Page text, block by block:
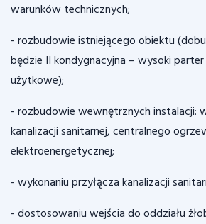
warunków technicznych;
- rozbudowie istniejącego obiektu
będzie II kondygnacyjna – wysoki
użytkowe);
- rozbudowie wewnętrznych instalacji:
kanalizacji sanitarnej, centralnego
elektroenergetycznej;
- wykonaniu przyłącza kanalizacji
- dostosowaniu wejścia do oddziału